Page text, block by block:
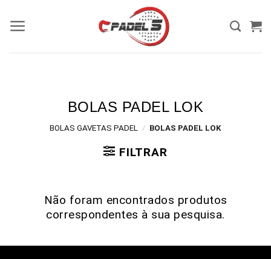
BOLAS PADEL LOK
BOLAS GAVETAS PADEL / BOLAS PADEL LOK
FILTRAR
Não foram encontrados produtos
correspondentes à sua pesquisa.